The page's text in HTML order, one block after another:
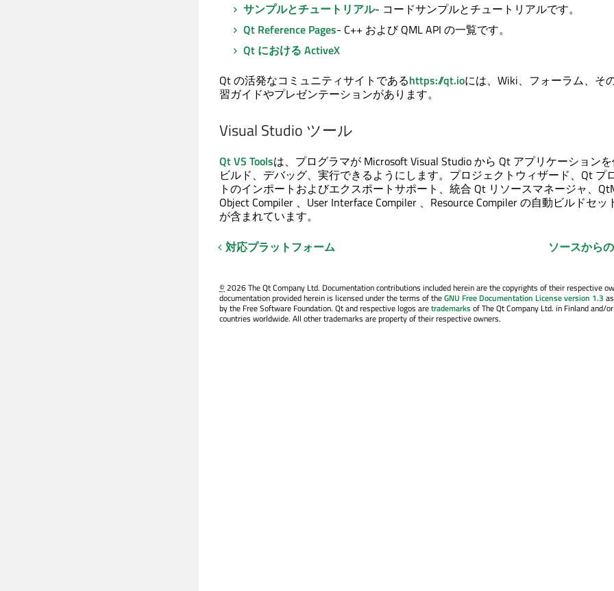
サンプルとチュートリアル- コードサンプルとチュートリアルです。
Qt Reference Pages- C++ および QML API の一覧です。
Qt における ActiveX
Qt の活発なコミュニティサイトであるhttps://qt.ioには、Wiki、フォーラム、そ
習ガイドやプレゼンテーションがあります。
Visual Studio ツール
Qt VS Toolsは、プログラマが Microsoft Visual Studio から Qt アプリケーションを
ビルド、デバッグ、実行できるようにします。プロジェクトウィザード、Qt プ
トのインポートおよびエクスポートサポート、統合 Qt リソースマネージャ、Qt
Object Compiler 、 User Interface Compiler 、 Resource Compilerの自動ビルドセッ
が含まれています。
対応プラットフォーム
ソースから
© 2026 The Qt Company Ltd. Documentation contributions included herein are the copyrights of their respective
documentation provided herein is licensed under the terms of theGNU Free Documentation License version 1.3
by the Free Software Foundation. Qt and respective logos aretrademarksof The Qt Company Ltd. in Finland and/
countries worldwide. All other trademarks are property of their respective owners.